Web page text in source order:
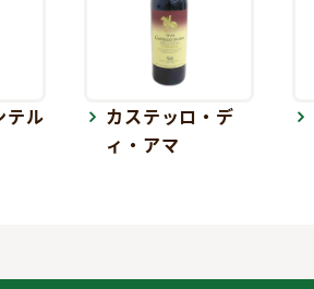
テル
カステッロ・デ
ィ・アマ